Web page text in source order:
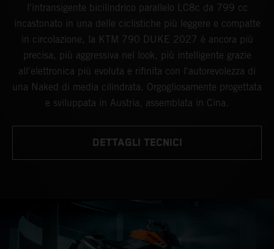
l'intransigente bicilindrico parallelo LC8c da 799 cc
incastonato in una delle ciclistiche più leggere e compatte
in circolazione, la KTM 790 DUKE 2027 è ancora più
precisa, più aggressiva nel look, più intelligente grazie
all'elettronica più evoluta e rifinita con l'autorevolezza di
una Naked di media cilindrata. Orgogliosamente progettata
e sviluppata in Austria, assemblata in Cina.
DETTAGLI TECNICI